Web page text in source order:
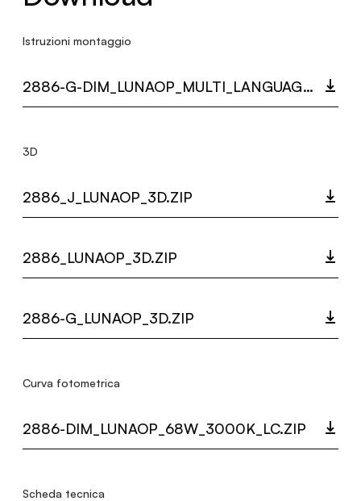
Istruzioni montaggio
2886-G-DIM_LUNAOP_MULTI_LANGUAGE_9443_INST.PDF
3D
2886_J_LUNAOP_3D.ZIP
2886_LUNAOP_3D.ZIP
2886-G_LUNAOP_3D.ZIP
Curva fotometrica
2886-DIM_LUNAOP_68W_3000K_LC.ZIP
Scheda tecnica